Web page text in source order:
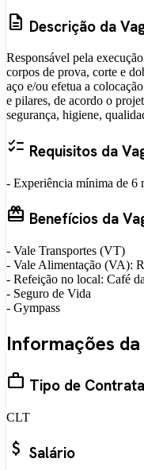
description Descrição da
Responsável pela
corpos de prova, corte e
aço e/ou efetua a
e pilares, de acordo o
segurança, higiene,
checklist Requisitos da
- Experiência mínima de 6
card_giftcard Benefícios da
- Vale Transportes (VT)
- Vale Alimentação (VA):
- Refeição no local: Café
- Seguro de Vida
- Gympass
Informações da
work Tipo de
CLT
attach_money Salário